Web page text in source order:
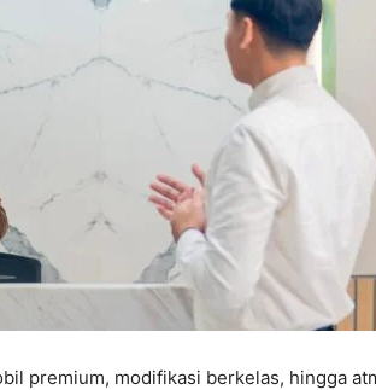
premium, modifikasi berkelas, hingga